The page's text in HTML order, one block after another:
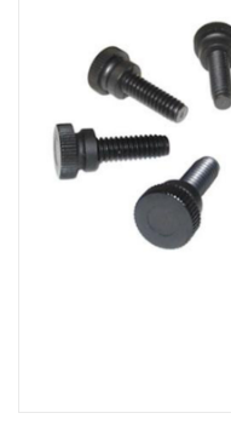
Globes / Gadgets
Weerstations